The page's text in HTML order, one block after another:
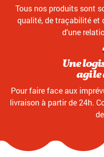
Tous nos produits sont
qualité, de traçabilité et
d'une
Une
agile
Pour faire face aux
livraison à partir de 24h.